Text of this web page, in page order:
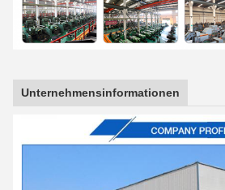
Unternehmensinformationen